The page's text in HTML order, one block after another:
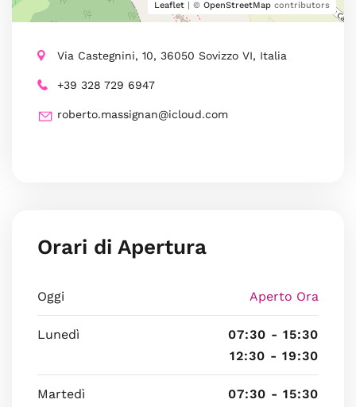
Leaflet | © OpenStreetMap contributors
Via Castegnini, 10, 36050 Sovizzo VI, Italia
+39 328 729 6947
roberto.massignan@icloud.com
Orari di Apertura
Oggi Aperto Ora
Lunedì
07:30 - 15:30
12:30 - 19:30
Martedì
07:30 - 15:30